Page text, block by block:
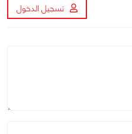
تسجيل الدخول